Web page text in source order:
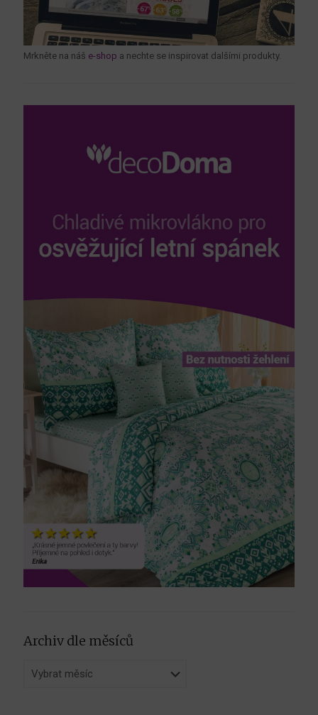
Mrkněte na náš e-shop a nechte se inspirovat dalšími produkty.
Archiv dle měsíců
dle